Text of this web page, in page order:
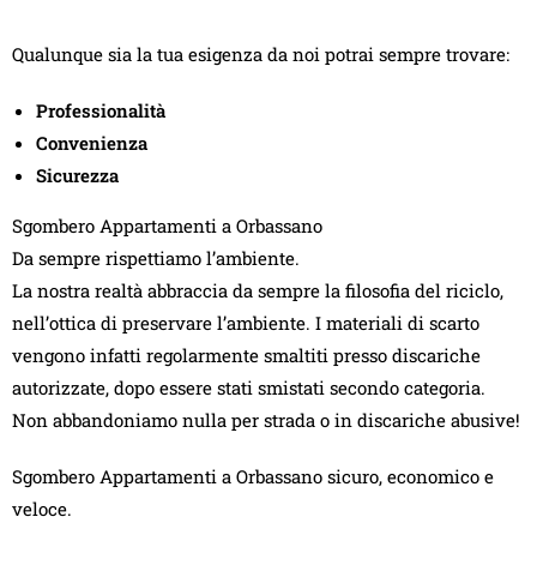
Qualunque sia la tua esigenza da noi potrai sempre trovare:
Professionalità
Convenienza
Sicurezza
Sgombero Appartamenti a Orbassano
Da sempre rispettiamo l’ambiente.
La nostra realtà abbraccia da sempre la filosofia del riciclo,
nell’ottica di preservare l’ambiente. I materiali di scarto
vengono infatti regolarmente smaltiti presso discariche
autorizzate, dopo essere stati smistati secondo categoria.
Non abbandoniamo nulla per strada o in discariche abusive!
Sgombero Appartamenti a Orbassano sicuro, economico e
veloce.